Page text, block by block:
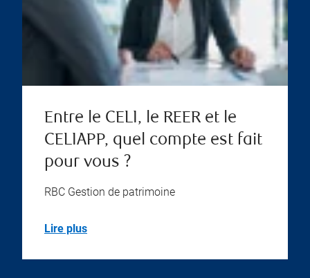
Entre le CELI, le REER et le
CELIAPP, quel compte est fait
pour vous ?
RBC Gestion de patrimoine
Lire plus